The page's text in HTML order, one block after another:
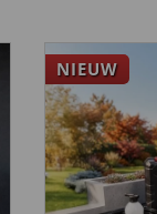
NIEUW